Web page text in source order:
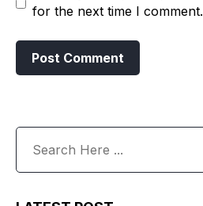
for the next time I comment.
Search